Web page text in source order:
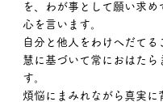
を、わが事として願い求め
心を言います。
自分と他人をわけへだてる
慧に基づいて常におはたら
す。
煩悩にまみれながら真実に